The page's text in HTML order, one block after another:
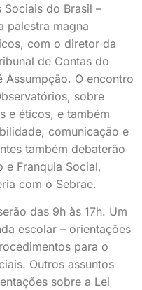
Sociais do Brasil –
palestra magna
com o diretor da
de Contas do
Assumpção. O encontro
sobre
e éticos, e também
comunicação e
também debaterão
e Franquia Social,
com o Sebrae.
das 9h às 17h. Um
escolar – orientações
para o
Outros assuntos
sobre a Lei